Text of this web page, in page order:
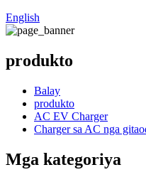
English
produkto
Balay
produkto
AC EV Charger
Charger sa AC nga
Mga kategoriya